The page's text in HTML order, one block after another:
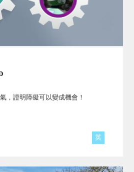
，證明障礙可以變成機會！
英